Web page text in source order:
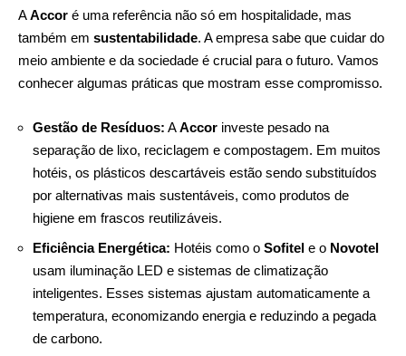
AAccor é uma referência não só em hospitalidade, mas
também em sustentabilidade. A empresa sabe que cuidar do
meio ambiente e da sociedade é crucial para o futuro. Vamos
conhecer algumas práticas que mostram esse compromisso.
Gestão de Resíduos: AAccor investe pesado na
separação de lixo, reciclagem e compostagem. Em muitos
hotéis, os plásticos descartáveis estão sendo substituídos
por alternativas mais sustentáveis, como produtos de
higiene em frascos reutilizáveis.
Eficiência Energética: Hotéis como o Sofitel e o Novotel
usam iluminação LED e sistemas de climatização
inteligentes. Esses sistemas ajustam automaticamente a
temperatura, economizando energia e reduzindo a pegada
de carbono.